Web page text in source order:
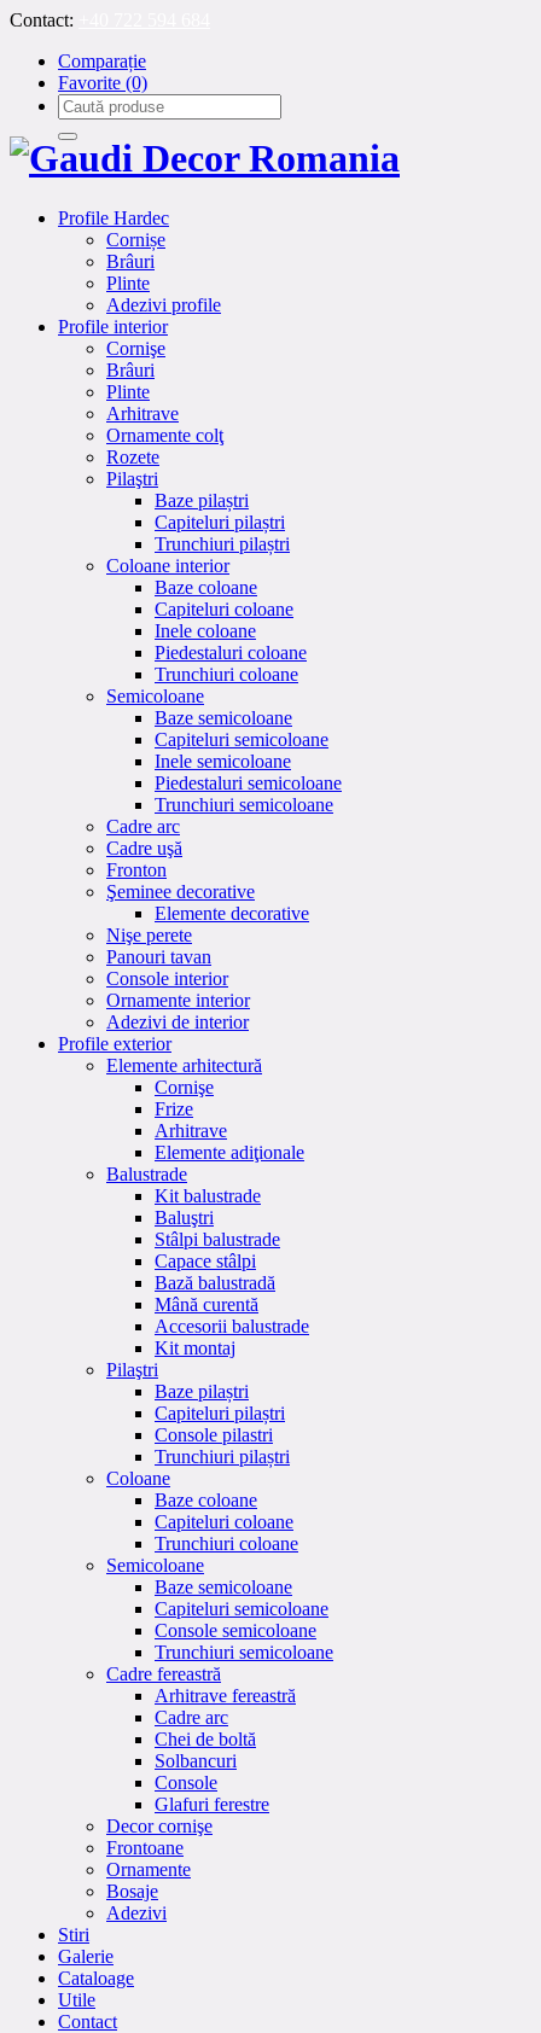
Contact:
Comparație
Favorite (0)
Profile Hardec
Cornișe
Brâuri
Plinte
Adezivi profile
Profile interior
Cornişe
Brâuri
Plinte
Arhitrave
Ornamente colţ
Rozete
Pilaştri
Baze pilaștri
Capiteluri pilaștri
Trunchiuri pilaștri
Coloane interior
Baze coloane
Capiteluri coloane
Inele coloane
Piedestaluri coloane
Trunchiuri coloane
Semicoloane
Baze semicoloane
Capiteluri semicoloane
Inele semicoloane
Piedestaluri semicoloane
Trunchiuri semicoloane
Cadre arc
Cadre uşă
Fronton
Şeminee decorative
Elemente decorative
Nişe perete
Panouri tavan
Console interior
Ornamente interior
Adezivi de interior
Profile exterior
Elemente arhitectură
Cornişe
Frize
Arhitrave
Elemente adiţionale
Balustrade
Kit balustrade
Baluştri
Stâlpi balustrade
Capace stâlpi
Bază balustradă
Mână curentă
Accesorii balustrade
Kit montaj
Pilaştri
Baze pilaștri
Capiteluri pilaștri
Console pilastri
Trunchiuri pilaștri
Coloane
Baze coloane
Capiteluri coloane
Trunchiuri coloane
Semicoloane
Baze semicoloane
Capiteluri semicoloane
Console semicoloane
Trunchiuri semicoloane
Cadre fereastră
Arhitrave fereastră
Cadre arc
Chei de boltă
Solbancuri
Console
Glafuri ferestre
Decor cornişe
Frontoane
Ornamente
Bosaje
Adezivi
Stiri
Galerie
Cataloage
Utile
Contact